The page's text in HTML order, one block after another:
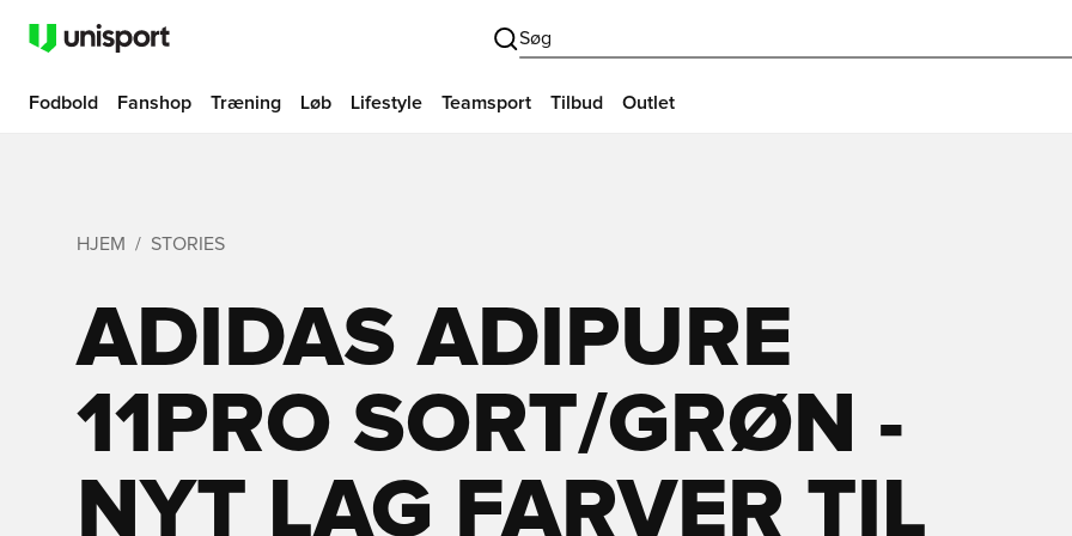
Søg
Fodbold Fanshop Træning Løb Lifestyle Teamsport Tilbud Outlet
HJEM STORIES
ADIDAS ADIPURE
11PRO SORT/GRØN -
NYT LAG FARVER TIL